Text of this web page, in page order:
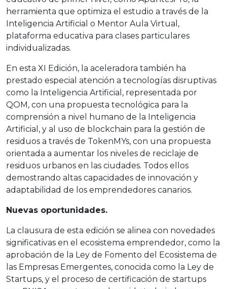
herramienta que optimiza el estudio a través de la
Inteligencia Artificial o Mentor Aula Virtual,
plataforma educativa para clases particulares
individualizadas.
En esta XI Edición, la aceleradora también ha
prestado especial atención a tecnologías disruptivas
como la Inteligencia Artificial, representada por
QOM, con una propuesta tecnológica para la
comprensión a nivel humano de la Inteligencia
Artificial, y al uso de blockchain para la gestión de
residuos a través de TokenMYs, con una propuesta
orientada a aumentar los niveles de reciclaje de
residuos urbanos en las ciudades. Todos ellos
demostrando altas capacidades de innovación y
adaptabilidad de los emprendedores canarios.
Nuevas oportunidades.
La clausura de esta edición se alinea con novedades
significativas en el ecosistema emprendedor, como la
aprobación de la Ley de Fomento del Ecosistema de
las Empresas Emergentes, conocida como la Ley de
Startups, y el proceso de certificación de startups